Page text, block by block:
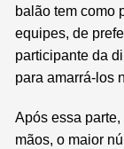
balão tem como
equipes, de
participante da
para amarrá-los
Após essa
mãos, o maior